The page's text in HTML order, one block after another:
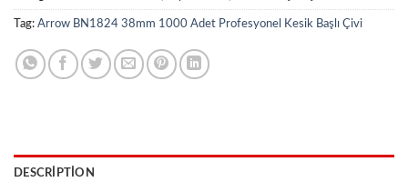
Tag: Arrow BN1824 38mm 1000 Adet Profesyonel Kesik Başlı Çivi
DESCRIPTION